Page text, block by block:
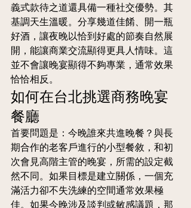
義式款待之道還具備一種社交優勢。其
基調天生溫暖。分享幾道佳餚、開一瓶
好酒，讓夜晚以恰到好處的節奏自然展
開，能讓商業交流顯得更具人情味。這
並不會讓晚宴顯得不夠專業，通常效果
恰恰相反。
如何在台北挑選商務晚宴
餐廳
首要問題是：今晚誰來共進晚餐？與長
期合作的老客戶進行的小型餐敘，和初
次會見高階主管的晚宴，所需的設定截
然不同。如果目標是建立關係，一個充
滿活力卻不失洗練的空間通常效果極
佳。如果今晚涉及談判或敏感議題，那